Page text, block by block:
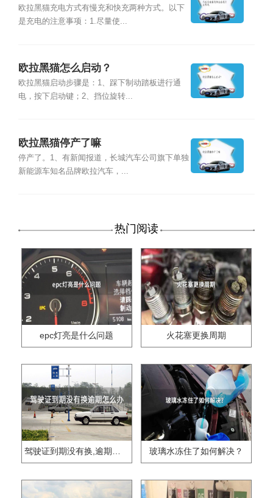
欧拉黑猫充电方式有慢充和快充两种方式。以下
是充电的注意事项：1.尽量使...
欧拉黑猫怎么启动？
欧拉黑猫启动步骤是：1、踩下制动踏板进行通
电，按下启动键；2、挡位旋转...
欧拉黑猫停产了嘛
停产了。1、有新闻报道，长城汽车公司旗下单独
新能源车知名品牌欧拉汽车，...
热门阅读
epc灯亮是什么问题 火花塞更换周期
驾驶证到期没有换,逾期怎么办?? 玻璃水冻住了如何解决？